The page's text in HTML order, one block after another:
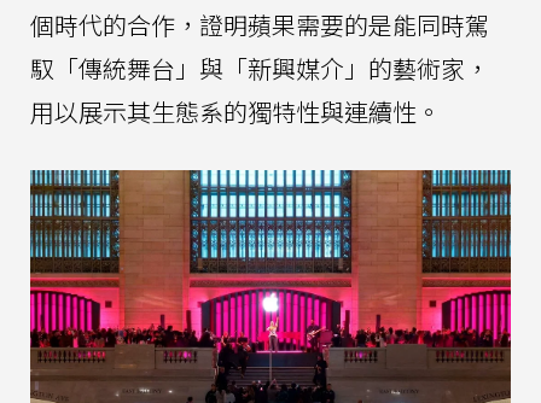
個時代的合作，證明蘋果需要的是能同時駕
馭「傳統舞台」與「新興媒介」的藝術家，
用以展示其生態系的獨特性與連續性。